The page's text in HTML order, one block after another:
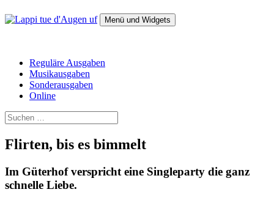
Inhalt
Menü und Widgets
Reguläre Ausgaben
Musikausgaben
Sonderausgaben
Online
Suchen
nach:
Flirten, bis es bimmelt
Im Güterhof verspricht eine Singleparty die ganz
schnelle Liebe.